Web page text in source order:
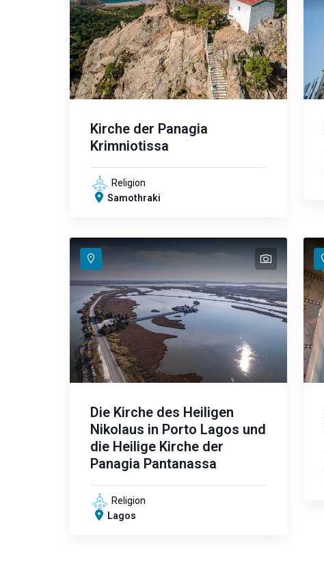
Kirche der Panagia
Krimniotissa
Religion
Samothraki
text
text
text
Die Kirche des Heiligen
Nikolaus in Porto Lagos und
die Heilige Kirche der
Panagia Pantanassa
Religion
Lagos